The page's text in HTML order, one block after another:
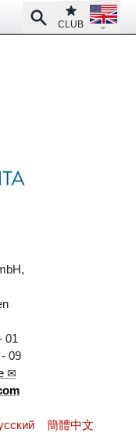
SearchClub
CLUB
Open
01
09
簡體中文